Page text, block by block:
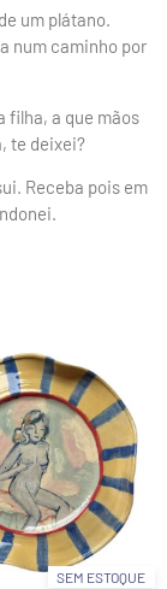
um plátano.
num caminho por
filha, a que mãos
te deixei?
Receba pois em
SEM ESTOQUE